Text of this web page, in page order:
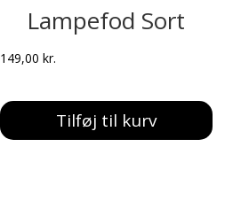
Lampefod Sort
149,00 kr.
Tilføj til kurv